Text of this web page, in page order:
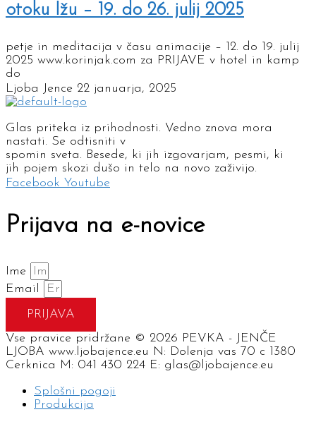
otoku Ižu – 19. do 26. julij 2025
petje in meditacija v času animacije – 12. do 19. julij
2025 www.korinjak.com za PRIJAVE v hotel in kamp
do
Ljoba Jence 22 januarja, 2025
Glas priteka iz prihodnosti. Vedno znova mora
nastati. Se odtisniti v
spomin sveta. Besede, ki jih izgovarjam, pesmi, ki
jih pojem skozi dušo in telo na novo zaživijo.
Facebook Youtube
Prijava na e-novice
Ime
Email
PRIJAVA
Vse pravice pridržane © 2026 PEVKA - JENČE
LJOBA www.ljobajence.eu N: Dolenja vas 70 c 1380
Cerknica M: 041 430 224 E: glas@ljobajence.eu
Splošni pogoji
Produkcija